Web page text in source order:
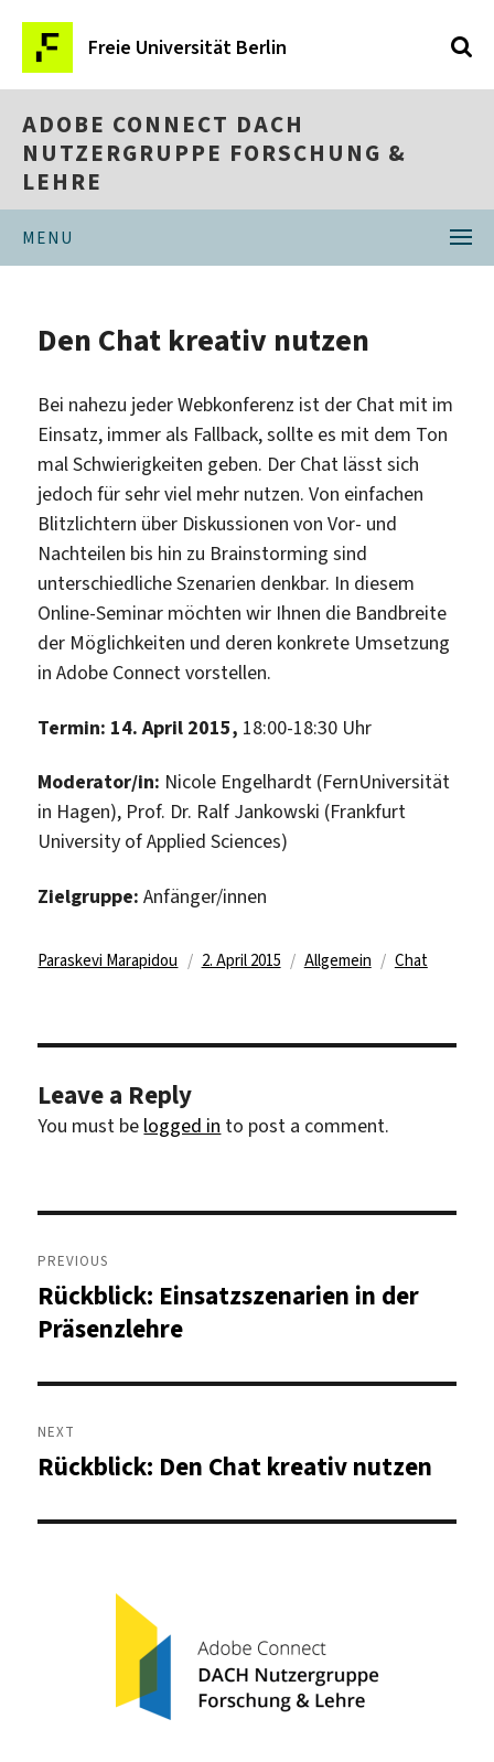
Freie Universität Berlin
ADOBE CONNECT DACH
NUTZERGRUPPE FORSCHUNG &
LEHRE
MENU
Den Chat kreativ nutzen
Bei nahezu jeder Webkonferenz ist der Chat mit im
Einsatz, immer als Fallback, sollte es mit dem Ton
mal Schwierigkeiten geben. Der Chat lässt sich
jedoch für sehr viel mehr nutzen. Von einfachen
Blitzlichtern über Diskussionen von Vor- und
Nachteilen bis hin zu Brainstorming sind
unterschiedliche Szenarien denkbar. In diesem
Online-Seminar möchten wir Ihnen die Bandbreite
der Möglichkeiten und deren konkrete Umsetzung
in Adobe Connect vorstellen.
Termin: 14. April 2015, 18:00-18:30 Uhr
Moderator/in: Nicole Engelhardt (FernUniversität
in Hagen), Prof. Dr. Ralf Jankowski (Frankfurt
University of Applied Sciences)
Zielgruppe: Anfänger/innen
Author
Paraskevi Marapidou
Posted
2. April 2015 Categories
Allgemein Tags
Chat
Leave a Reply
You must be logged in to post a comment.
Post
navigation
PREVIOUS
Previous
post:
Rückblick: Einsatzszenarien in der
Präsenzlehre
NEXT
Next
Rückblick: Den Chat kreativ nutzen